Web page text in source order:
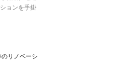
ョンを手掛
リノベーシ